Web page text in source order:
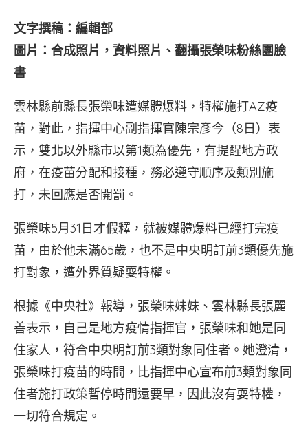
文字撰稿：編輯部
圖片：合成照片，資料照片、翻攝張榮味粉絲團臉
書
雲林縣前縣長張榮味遭媒體爆料，特權施打AZ疫
苗，對此，指揮中心副指揮官陳宗彥今（8日）表
示，雙北以外縣市以第1類為優先，有提醒地方政
府，在疫苗分配和接種，務必遵守順序及類別施
打，未回應是否開罰。
張榮味5月31日才假釋，就被媒體爆料已經打完疫
苗，由於他未滿65歲，也不是中央明訂前3類優先施
打對象，遭外界質疑耍特權。
根據《中央社》報導，張榮味妹妹、雲林縣長張麗
善表示，自己是地方疫情指揮官，張榮味和她是同
住家人，符合中央明訂前3類對象同住者。她澄清，
張榮味打疫苗的時間，比指揮中心宣布前3類對象同
住者施打政策暫停時間還要早，因此沒有耍特權，
一切符合規定。